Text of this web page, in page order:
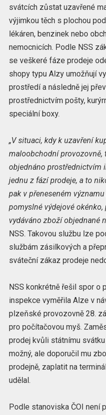
svátcích zůstat uzavřené
výjimkou těch s plochou
lékáren, benzinek nebo
nemocnicích. Podle NSS
se veškeré fáze prodeje
shopy typu Alzy umožňují
prostředí a následně jej
prostřednictvím pošty,
speciální boxy.
„V situaci, kdy k uzavření
maloobchodní provozovně,
objednáno prostřednictvím
jednu z fází prodeje, a to
pak v přeneseném
pomyslné výdejové
vydáváno zboží objednané
NSS. Takovou službu lze
službám zásilkových a
sváteční zákaz prodeje
NSS konkrétně řešil spor o
inspekce vyměřila Alze v
plzeňské provozovně 28.
pro počítačovou myš.
prodej kvůli státnímu
možný, ale doporučil mu
prodejně, zaplatit na
udělal.
Podle stanoviska ČOI není